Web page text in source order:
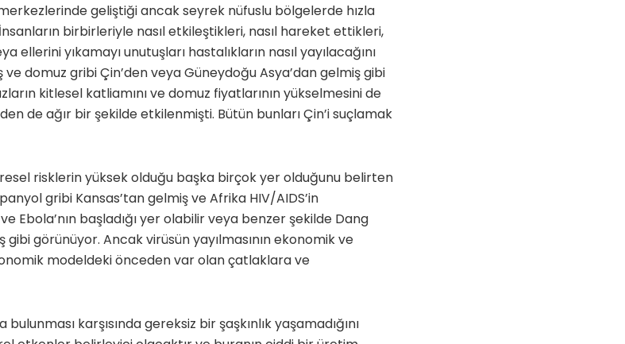
geliştiği ancak seyrek nüfuslu bölgelerde hızla
birbirleriyle nasıl etkileştikleri, nasıl hareket ettikleri,
ellerini yıkamayı unutuşları hastalıkların nasıl yayılacağını
ve domuz gribi Çin’den veya Güneydoğu Asya’dan gelmiş gibi
kitlesel katliamını ve domuz fiyatlarının yükselmesini de
de ağır bir şekilde etkilenmişti. Bütün bunları Çin’i suçlamak
risklerin yüksek olduğu başka birçok yer olduğunu belirten
gribi Kansas’tan gelmiş ve Afrika HIV/AIDS’in
Ebola’nın başladığı yer olabilir veya benzer şekilde Dang
görünüyor. Ancak virüsün yayılmasının ekonomik ve
modeldeki önceden var olan çatlaklara ve
karşısında gereksiz bir şaşkınlık yaşamadığını